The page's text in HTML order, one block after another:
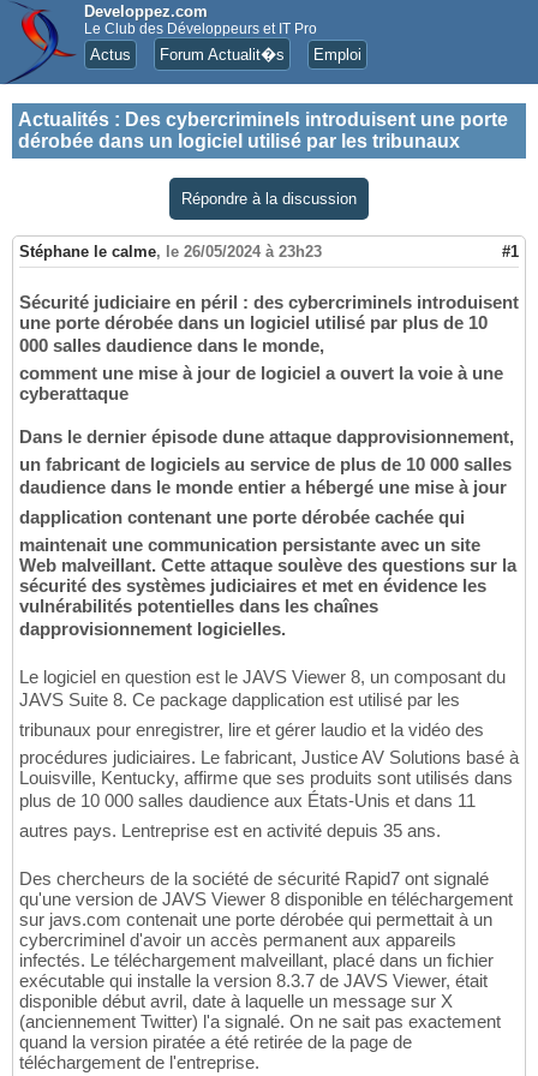
Developpez.com
Le Club des Développeurs et IT Pro
Actus Forum Actualit�s Emploi
Actualités : Des cybercriminels introduisent une porte
dérobée dans un logiciel utilisé par les tribunaux
Répondre à la discussion
Stéphane le calme, le 26/05/2024 à 23h23 #1
Sécurité judiciaire en péril : des cybercriminels introduisent
une porte dérobée dans un logiciel utilisé par plus de 10
000 salles daudience dans le monde,
comment une mise à jour de logiciel a ouvert la voie à une
cyberattaque
Dans le dernier épisode dune attaque dapprovisionnement,
un fabricant de logiciels au service de plus de 10 000 salles
daudience dans le monde entier a hébergé une mise à jour
dapplication contenant une porte dérobée cachée qui
maintenait une communication persistante avec un site
Web malveillant. Cette attaque soulève des questions sur la
sécurité des systèmes judiciaires et met en évidence les
vulnérabilités potentielles dans les chaînes
dapprovisionnement logicielles.
Le logiciel en question est le JAVS Viewer 8, un composant du
JAVS Suite 8. Ce package dapplication est utilisé par les
tribunaux pour enregistrer, lire et gérer laudio et la vidéo des
procédures judiciaires. Le fabricant, Justice AV Solutions basé à
Louisville, Kentucky, affirme que ses produits sont utilisés dans
plus de 10 000 salles daudience aux États-Unis et dans 11
autres pays. Lentreprise est en activité depuis 35 ans.
Des chercheurs de la société de sécurité Rapid7 ont signalé
qu'une version de JAVS Viewer 8 disponible en téléchargement
sur javs.com contenait une porte dérobée qui permettait à un
cybercriminel d'avoir un accès permanent aux appareils
infectés. Le téléchargement malveillant, placé dans un fichier
exécutable qui installe la version 8.3.7 de JAVS Viewer, était
disponible début avril, date à laquelle un message sur X
(anciennement Twitter) l'a signalé. On ne sait pas exactement
quand la version piratée a été retirée de la page de
téléchargement de l'entreprise.